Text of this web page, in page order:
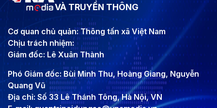
VÀ TRUYỀN THÔNG
Cơ quan chủ quản: Thông tấn xã Việt Nam
Chịu trách nhiệm:
Giám đốc: Lê Xuân Thành
Phó Giám đốc: Bùi Minh Thu, Hoàng Giang, Nguyễn
Quang Vũ
Địa chỉ: Số 33 Lê Thánh Tông, Hà Nội, VN